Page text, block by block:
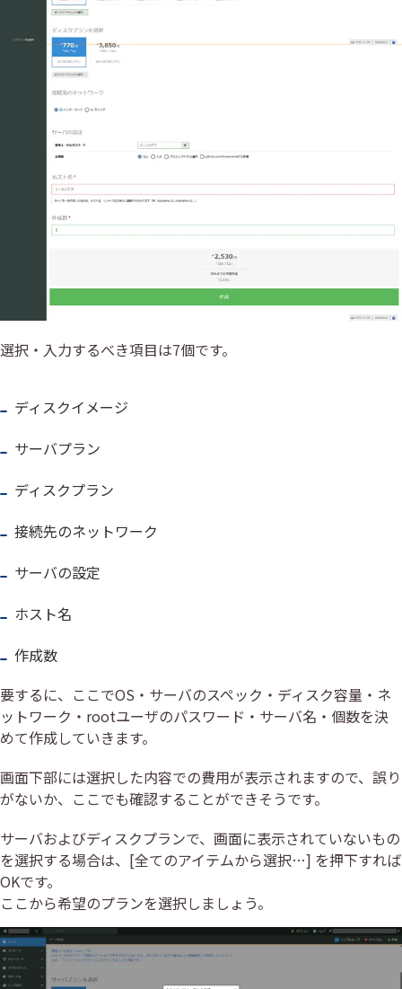
選択・入力するべき項目は7個です。
ディスクイメージ
サーバプラン
ディスクプラン
接続先のネットワーク
サーバの設定
ホスト名
作成数
要するに、ここでOS・サーバのスペック・ディスク容量・ネ
ットワーク・rootユーザのパスワード・サーバ名・個数を決
めて作成していきます。
画面下部には選択した内容での費用が表示されますので、誤り
がないか、ここでも確認することができそうです。
サーバおよびディスクプランで、画面に表示されていないもの
を選択する場合は、[全てのアイテムから選択…] を押下すれば
OKです。
ここから希望のプランを選択しましょう。